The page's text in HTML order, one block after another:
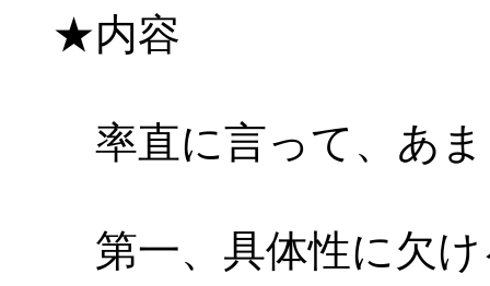
★内容
率直に言って、あ
第一、具体性に欠け